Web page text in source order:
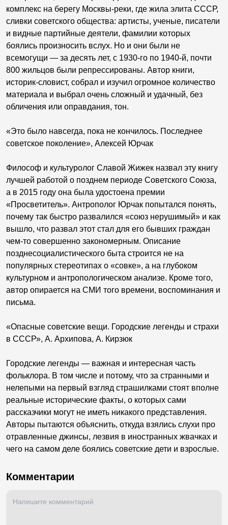
комплекс на берегу Москвы-реки, где жила элита СССР,
сливки советского общества: артисты, ученые, писатели
и видные партийные деятели, фамилии которых
боялись произносить вслух. Но и они были не
всемогущи — за десять лет, с 1930-го по 1940-й, почти
800 жильцов были репрессированы. Автор книги,
историк-словист, собрал и изучил огромное количество
материала и выбрал очень сложный и удачный, без
обличения или оправдания, тон.
«Это было навсегда, пока не кончилось. Последнее
советское поколение», Алексей Юрчак
Философ и культуролог Славой Жижек назвал эту книгу
лучшей работой о позднем периоде Советского Союза,
а в 2015 году она была удостоена премии
«Просветитель». Антрополог Юрчак попытался понять,
почему так быстро развалился «союз нерушимый» и как
вышло, что развал этот стал для его бывших граждан
чем-то совершенно закономерным. Описание
позднесоциалистического быта строится не на
популярных стереотипах о «совке», а на глубоком
культурном и антропологическом анализе. Кроме того,
автор опирается на СМИ того времени, воспоминания и
письма.
«Опасные советские вещи. Городские легенды и страхи
в СССР», А. Архипова, А. Кирзюк
Городские легенды — важная и интересная часть
фольклора. В том числе и потому, что за странными и
нелепыми на первый взгляд страшилками стоят вполне
реальные исторические факты, о которых сами
рассказчики могут не иметь никакого представления.
Авторы пытаются объяснить, откуда взялись слухи про
отравленные джинсы, лезвия в иностранных жвачках и
чего на самом деле боялись советские дети и взрослые.
Комментарии